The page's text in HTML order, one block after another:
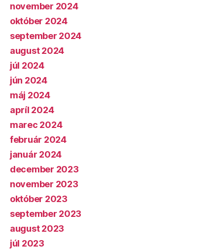
november 2024
október 2024
september 2024
august 2024
júl 2024
jún 2024
máj 2024
apríl 2024
marec 2024
február 2024
január 2024
december 2023
november 2023
október 2023
september 2023
august 2023
júl 2023